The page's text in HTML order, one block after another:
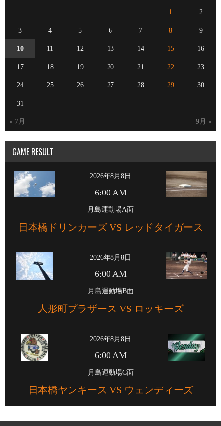
« 7月 9月 »
1 2
3 4 5 6 7 8 9
10 11 12 13 14 15 16
17 18 19 20 21 22 23
24 25 26 27 28 29 30
31
GAME RESULT
2026年8月8日
6:00 AM
月島運動場A面
日本橋ドリンカーズ VS レッドタイガース
2026年8月8日
6:00 AM
月島運動場B面
人形町プラザース VS ロッキーズ
2026年8月8日
6:00 AM
月島運動場C面
日本橋ヤンキース VS ウェンディーズ